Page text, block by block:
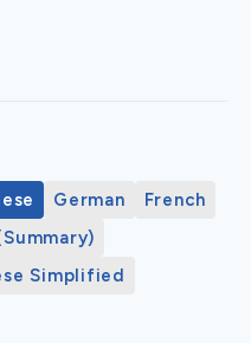
German
French
Simplified